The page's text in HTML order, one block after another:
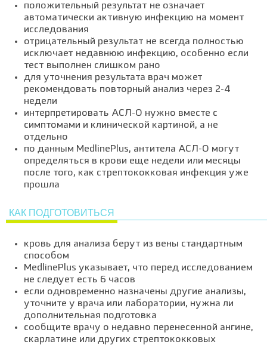
положительный результат не означает
автоматически активную инфекцию на момент
исследования
отрицательный результат не всегда полностью
исключает недавнюю инфекцию, особенно если
тест выполнен слишком рано
для уточнения результата врач может
рекомендовать повторный анализ через 2-4
недели
интерпретировать АСЛ-О нужно вместе с
симптомами и клинической картиной, а не
отдельно
по данным MedlinePlus, антитела АСЛ-О могут
определяться в крови еще недели или месяцы
после того, как стрептококковая инфекция уже
прошла
КАК ПОДГОТОВИТЬСЯ
кровь для анализа берут из вены стандартным
способом
MedlinePlus указывает, что перед исследованием
не следует есть 6 часов
если одновременно назначены другие анализы,
уточните у врача или лаборатории, нужна ли
дополнительная подготовка
сообщите врачу о недавно перенесенной ангине,
скарлатине или других стрептококковых